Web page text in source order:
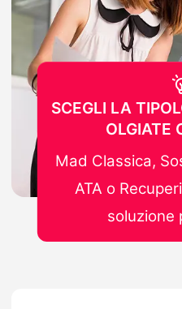
SCEGLI LA
OLGIATE
Mad Classica,
ATA o
soluzione